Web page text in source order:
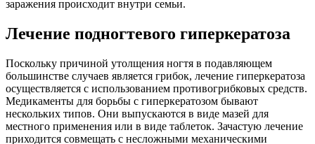
заражения происходит внутри семьи.
Лечение подногтевого гиперкератоза
Поскольку причиной утолщения ногтя в подавляющем
большинстве случаев является грибок, лечение гиперкератоза
осуществляется с использованием противогрибковых средств.
Медикаменты для борьбы с гиперкератозом бывают
нескольких типов. Они выпускаются в виде мазей для
местного применения или в виде таблеток. Зачастую лечение
приходится совмещать с несложными механическими